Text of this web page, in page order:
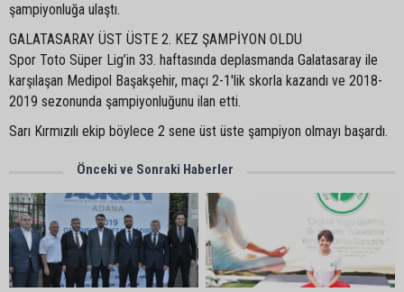
şampiyonluğa ulaştı.
GALATASARAY ÜST ÜSTE 2. KEZ ŞAMPİYON OLDU
Spor Toto Süper Lig’in 33. haftasında deplasmanda Galatasaray ile
karşılaşan Medipol Başakşehir, maçı 2-1'lik skorla kazandı ve 2018-
2019 sezonunda şampiyonluğunu ilan etti.
Sarı Kırmızılı ekip böylece 2 sene üst üste şampiyon olmayı başardı.
Önceki ve Sonraki Haberler